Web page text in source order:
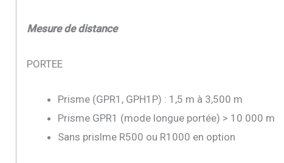
Mesure de distance
PORTEE
Prisme (GPR1, GPH1P) : 1,5 m à 3,500 m
Prisme GPR1 (mode longue portée) > 10 000 m
Sans prislme R500 ou R1000 en option